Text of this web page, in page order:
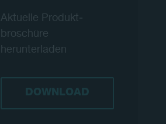
Aktuelle Produkt­
broschüre
herunterladen
DOWNLOAD